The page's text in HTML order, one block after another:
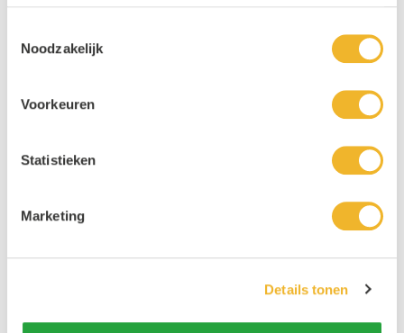
Noodzakelijk
Voorkeuren
Statistieken
Marketing
Details tonen